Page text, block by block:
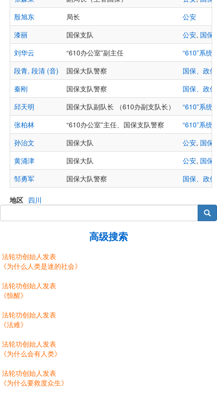
殷旭东
局长
公安
漆丽
国保支队 公安, 国保
刘华云
“610办公室”副主任 “610”系统
段青, 段清 (音)
国保大队警察
国保、政
秦刚
国保支队警察
国保、政
邱天明
国保大队副队长 （610办副支队长） “610”系统
张柏林
“610办公室”主任、国保支队警察 “610”系统
孙治文
国保大队 公安, 国保
黄涌津
国保大队 公安, 国保
邹勇军
国保大队警察 国保、政
地区 四川
搜索
高级搜索
法轮功创始人发表
《为什么人类是迷的社会》
法轮功创始人发表
《惊醒》
法轮功创始人发表
《法难》
法轮功创始人发表
《为什么会有人类》
法轮功创始人发表
《为什么要救度众生》